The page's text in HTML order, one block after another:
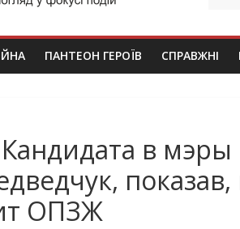
ПАНТЕОН ГЕРОЇВ СПРАВЖНІ
в
ОПЗЖ